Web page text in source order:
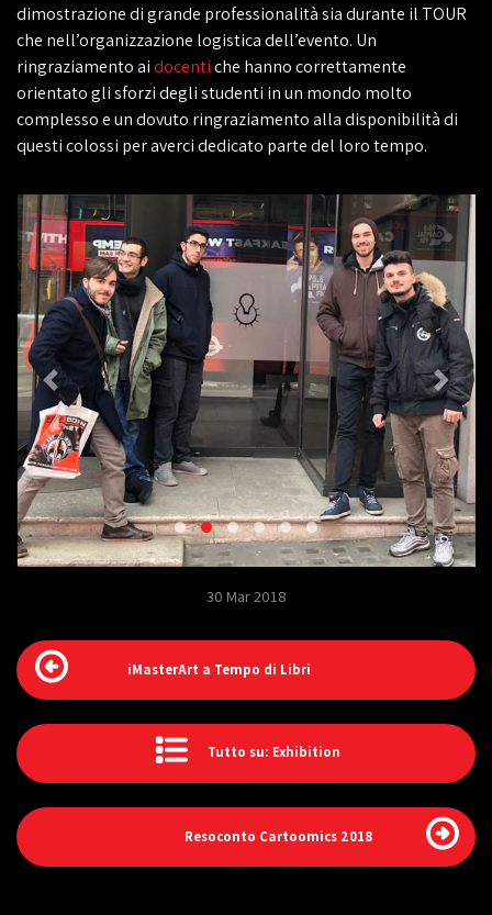
dimostrazione di grande professionalità sia durante il TOUR
che nell’organizzazione logistica dell’evento. Un
ringraziamento aidocentiche hanno correttamente
orientato gli sforzi degli studenti in un mondo molto
complesso e un dovuto ringraziamento alla disponibilità di
questi colossi per averci dedicato parte del loro tempo.
30 Mar 2018
iMasterArt a Tempo di Libri
Tutto su: Exhibition
Resoconto Cartoomics 2018